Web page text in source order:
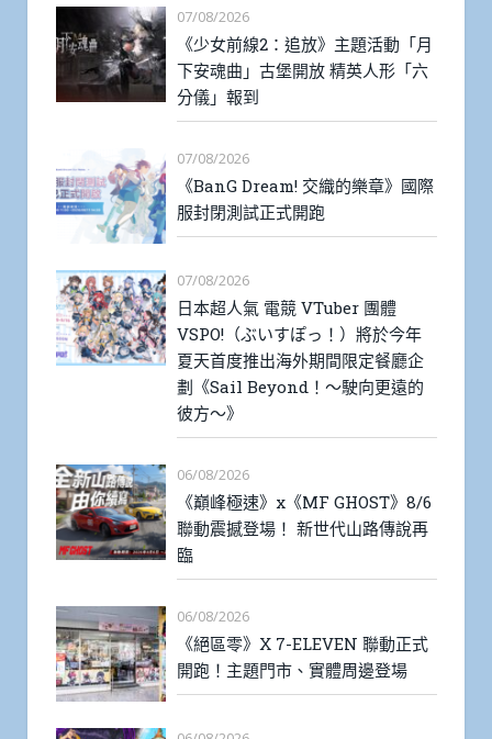
07/08/2026
《少女前線2：追放》主題活動「月
下安魂曲」古堡開放 精英人形「六
分儀」報到
07/08/2026
《BanG Dream! 交織的樂章》國際
服封閉測試正式開跑
07/08/2026
日本超人氣 電競 VTuber 團體
VSPO!（ぶいすぽっ！）將於今年
夏天首度推出海外期間限定餐廳企
劃《Sail Beyond！～駛向更遠的
彼方～》
06/08/2026
《巔峰極速》x《MF GHOST》8/6
聯動震撼登場！ 新世代山路傳說再
臨
06/08/2026
《絕區零》X 7-ELEVEN 聯動正式
開跑！主題門市、實體周邊登場